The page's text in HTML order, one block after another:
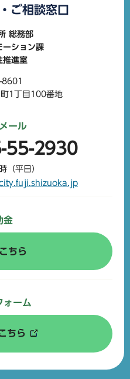
ご相談窓口
総務部
ーション課
推進室
8601
1丁目100番地
金
ちら
ール
55-2930
（平日）
ォーム
ちら